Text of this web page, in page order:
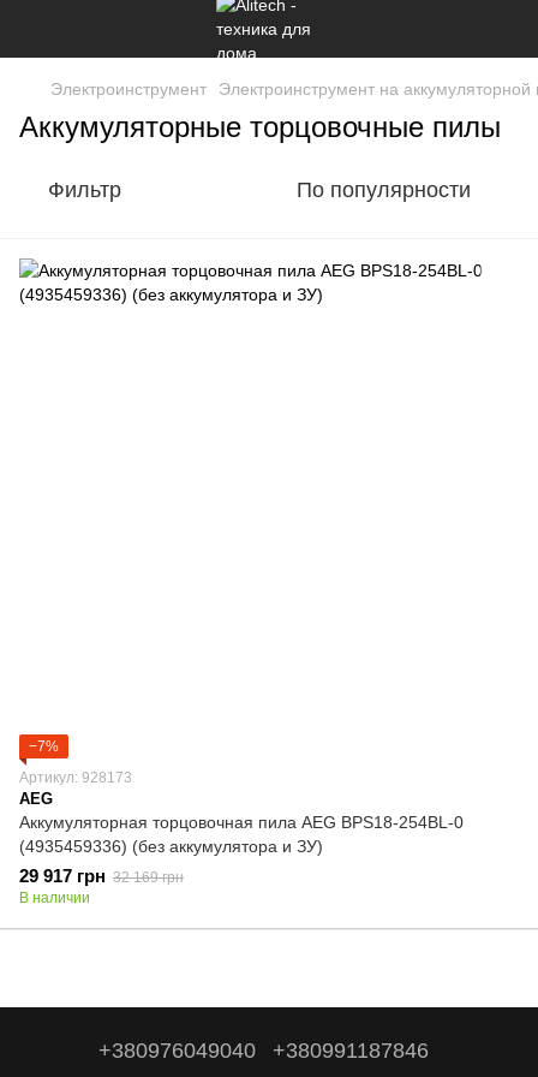
Электроинструмент Электроинструмент на
Аккумуляторные торцовочные пилы
Фильтр По популярности
−7%
Артикул: 928173
AEG
Аккумуляторная торцовочная пила AEG BPS18-254BL-0
(4935459336) (без аккумулятора и ЗУ)
29 917 грн 32 169 грн
В наличии
+380976049040 +380991187846